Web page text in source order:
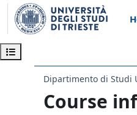
Skip to main content
Open course index
Dipartimento di Studi
Course